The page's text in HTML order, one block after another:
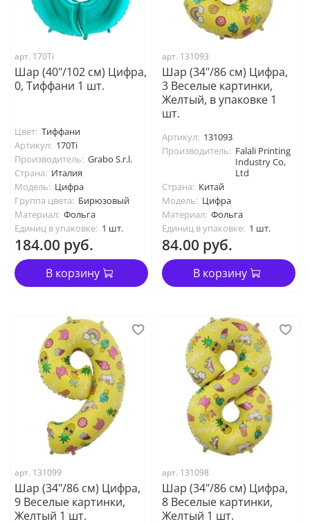
арт. 170Ti
Шар (40"/102 см) Цифра,
0, Тиффани 1 шт.
Цвет: Тиффани
Артикул: 170Ti
Производитель: Grabo S.r.l.
Страна: Италия
Модель: Цифра
Группа цвета: Бирюзовый
Материал: Фольга
Единиц в упаковке: 1 шт.
184.00 руб.
В корзину
арт. 131093
Шар (34"/86 см) Цифра,
3 Веселые картинки,
Желтый, в упаковке 1
шт.
Артикул: 131093
Производитель: Falali Printing
Industry Co,
Ltd
Страна: Китай
Модель: Цифра
Материал: Фольга
Единиц в упаковке: 1 шт.
84.00 руб.
В корзину
арт. 131099
Шар (34"/86 см) Цифра,
9 Веселые картинки,
Желтый 1 шт.
арт. 131098
Шар (34"/86 см) Цифра,
8 Веселые картинки,
Желтый 1 шт.